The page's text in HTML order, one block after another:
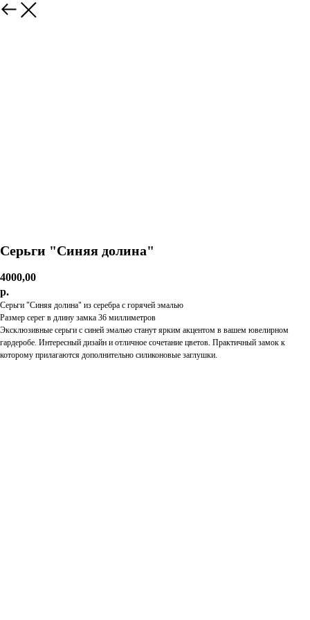
Серьги "Синяя долина"
4000,00
р.
Серьги "Синяя долина" из серебра с горячей эмалью
Размер серег в длину замка 36 миллиметров
Эксклюзивные серьги с синей эмалью станут ярким акцентом в вашем ювелирном
гардеробе. Интересный дизайн и отличное сочетание цветов. Практичный замок к
которому прилагаются дополнительно силиконовые заглушки.